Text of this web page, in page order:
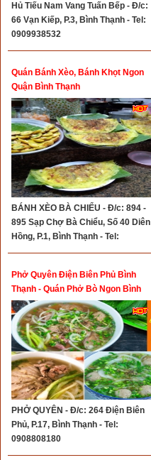
Hủ Tiếu Nam Vang Tuấn Bếp - Đ/c:
66 Vạn Kiếp, P.3, Bình Thạnh - Tel:
0909938532
Quán Bánh Xèo, Bánh Khọt Ngon
Quận Bình Thạnh
BÁNH XÈO BÀ CHIỂU - Đ/c: 894 -
895 Sạp Chợ Bà Chiểu, Số 40 Diên
Hồng, P.1, Bình Thạnh - Tel:
0908077655
Phở Quyên Điện Biên Phủ Bình
Thạnh - Quán Phở Bò Ngon Bình
Thạnh
PHỞ QUYÊN - Đ/c: 264 Điện Biên
Phủ, P.17, Bình Thạnh - Tel:
0908808180